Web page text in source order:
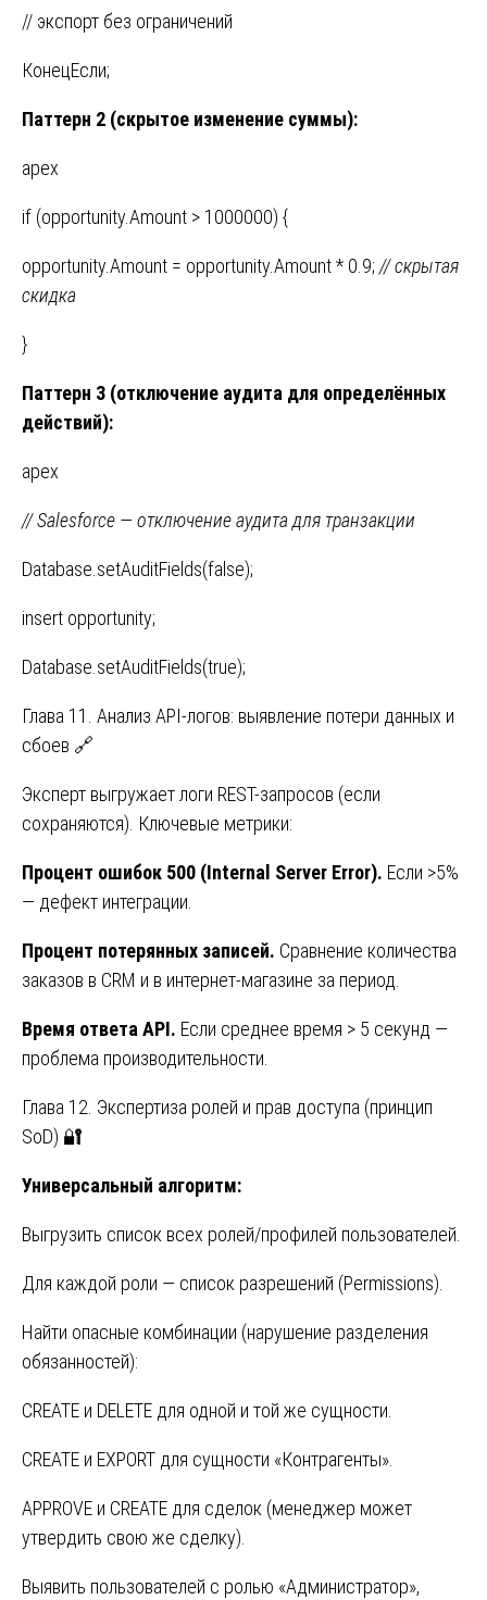
// экспорт без ограничений
КонецЕсли;
Паттерн 2 (скрытое изменение суммы):
apex
if (opportunity.Amount > 1000000) {
opportunity.Amount = opportunity.Amount * 0.9; //скрытая
скидка
}
Паттерн 3 (отключение аудита для определённых
действий):
apex
// Salesforce — отключение аудита для транзакции
Database.setAuditFields(false);
insert opportunity;
Database.setAuditFields(true);
Глава 11. Анализ API-логов: выявление потери данных и
сбоев 🔗
Эксперт выгружает логи REST-запросов (если
сохраняются). Ключевые метрики:
Процент ошибок 500 (Internal Server Error). Если >5%
— дефект интеграции.
Процент потерянных записей. Сравнение количества
заказов в CRM и в интернет-магазине за период.
Время ответа API. Если среднее время > 5 секунд —
проблема производительности.
Глава 12. Экспертиза ролей и прав доступа (принцип
SoD) 🔐
Универсальный алгоритм:
Выгрузить список всех ролей/профилей пользователей.
Для каждой роли — список разрешений (Permissions).
Найти опасные комбинации (нарушение разделения
обязанностей):
CREATE и DELETE для одной и той же сущности.
CREATE и EXPORT для сущности «Контрагенты».
APPROVE и CREATE для сделок (менеджер может
утвердить свою же сделку).
Выявить пользователей с ролью «Администратор»,